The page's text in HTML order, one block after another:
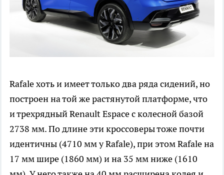
Rafale хоть и имеет только два ряда сидений, но
построен на той же растянутой платформе, что
и трехрядный Renault Espace с колесной базой
2738 мм. По длине эти кроссоверы тоже почти
идентичны (4710 мм у Rafale), при этом Rafale на
17 мм шире (1860 мм) и на 35 мм ниже (1610